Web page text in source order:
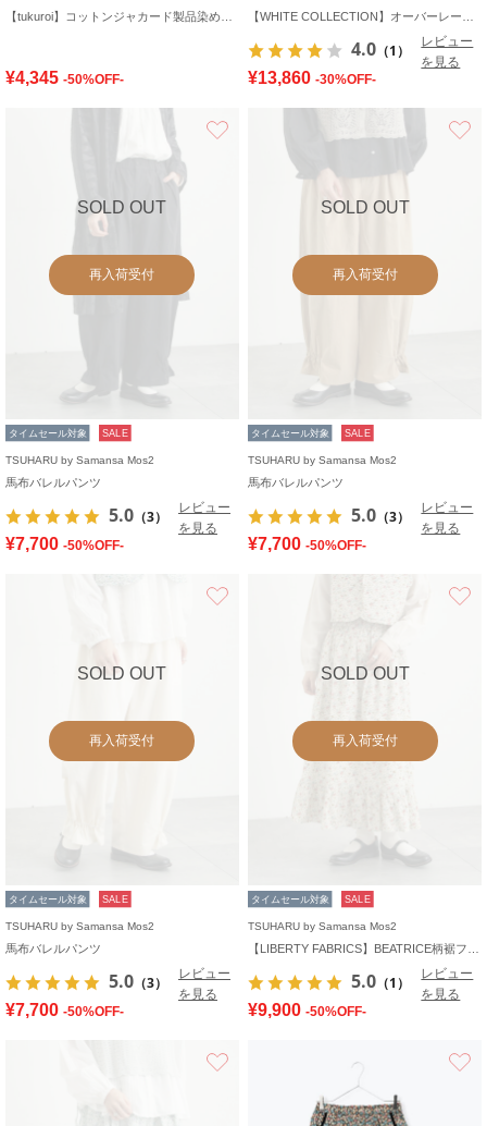
¥4,345 -50%OFF-
4.0 （1）
レビュー
を見る
¥13,860 -30%OFF-
SOLD OUT
再入荷受付
タイムセール対象 SALE
TSUHARU by Samansa Mos2
馬布バレルパンツ
5.0 （3）
レビュー
を見る
¥7,700 -50%OFF-
SOLD OUT
再入荷受付
タイムセール対象 SALE
TSUHARU by Samansa Mos2
馬布バレルパンツ
5.0 （3）
レビュー
を見る
¥7,700 -50%OFF-
SOLD OUT
再入荷受付
タイムセール対象 SALE
TSUHARU by Samansa Mos2
馬布バレルパンツ
5.0 （3）
レビュー
を見る
¥7,700 -50%OFF-
SOLD OUT
再入荷受付
タイムセール対象 SALE
TSUHARU by Samansa Mos2
5.0 （1）
レビュー
を見る
¥9,900 -50%OFF-